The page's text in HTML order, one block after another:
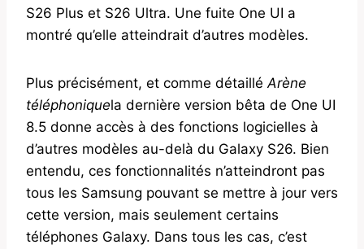
S26 Plus et S26 Ultra. Une fuite One UI a
montré qu’elle atteindrait d’autres modèles.
Plus précisément, et comme détaillé Arène
téléphoniquela dernière version bêta de One UI
8.5 donne accès à des fonctions logicielles à
d’autres modèles au-delà du Galaxy S26. Bien
entendu, ces fonctionnalités n’atteindront pas
tous les Samsung pouvant se mettre à jour vers
cette version, mais seulement certains
téléphones Galaxy. Dans tous les cas, c’est